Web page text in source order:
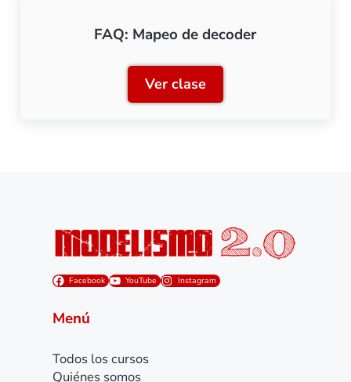
FAQ: Mapeo de decoder
Ver claseFAQ: Mapeo de decoder
Facebook YouTube Instagram
Menú
Todos los cursos
Quiénes somos